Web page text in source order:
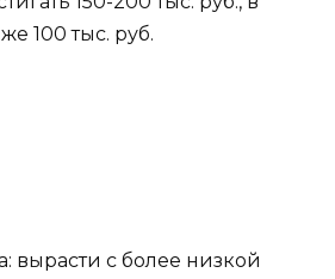
100 тыс. руб.
вырасти с более низкой